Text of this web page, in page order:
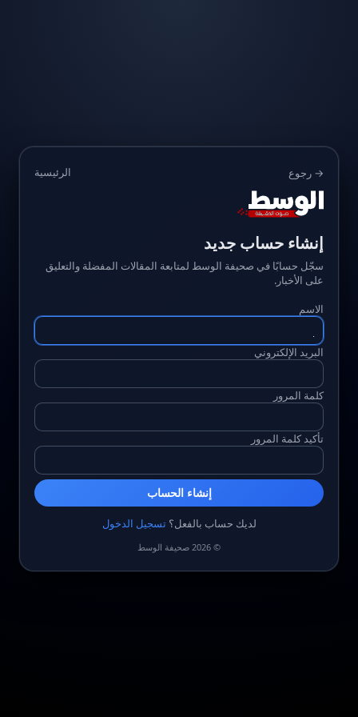
→ رجوع الرئيسية
إنشاء حساب جديد
سجّل حسابًا في صحيفة الوسط لمتابعة المقالات المفضلة والتعليق
على الأخبار.
الاسم
البريد الإلكتروني
كلمة المرور
تأكيد كلمة المرور
إنشاء الحساب
لديك حساب بالفعل؟تسجيل الدخول
© 2026 صحيفة الوسط